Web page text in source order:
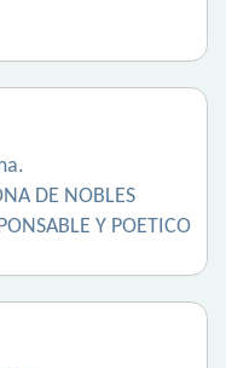
DE NOBLES
Y POETICO